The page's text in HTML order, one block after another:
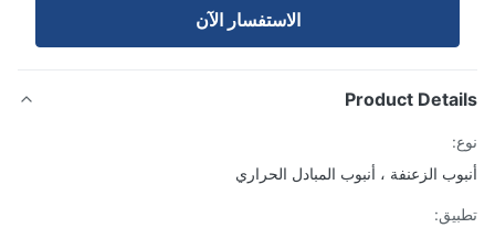
الاستفسار الآن
Product
الزعنفة ، أنبوب المبادل الحراري